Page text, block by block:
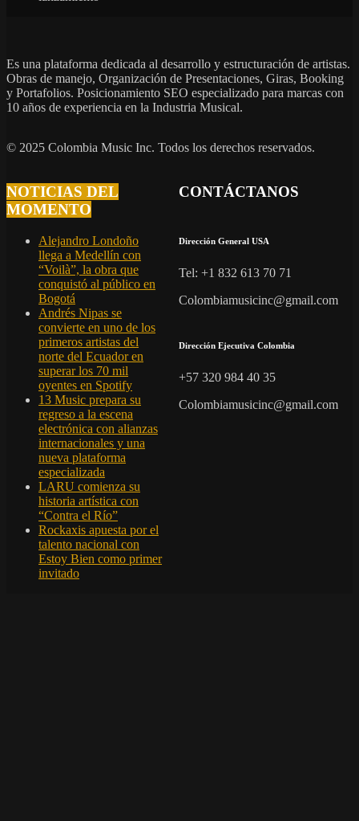
Es una plataforma dedicada al desarrollo y estructuración de artistas.
Obras de manejo, Organización de Presentaciones, Giras, Booking
y Portafolios. Posicionamiento SEO especializado para marcas con
10 años de experiencia en la Industria Musical.
© 2025 Colombia Music Inc. Todos los derechos reservados.
NOTICIAS DEL
MOMENTO
Alejandro Londoño
llega a Medellín con
“Voilà”, la obra que
conquistó al público en
Bogotá
Andrés Nipas se
convierte en uno de los
primeros artistas del
norte del Ecuador en
superar los 70 mil
oyentes en Spotify
13 Music prepara su
regreso a la escena
electrónica con alianzas
internacionales y una
nueva plataforma
especializada
LARU comienza su
historia artística con
“Contra el Río”
Rockaxis apuesta por el
talento nacional con
Estoy Bien como primer
invitado
CONTÁCTANOS
Dirección General USA
Tel: +1 832 613 70 71
Colombiamusicinc@gmail.com
Dirección Ejecutiva Colombia
+57 320 984 40 35
Colombiamusicinc@gmail.com